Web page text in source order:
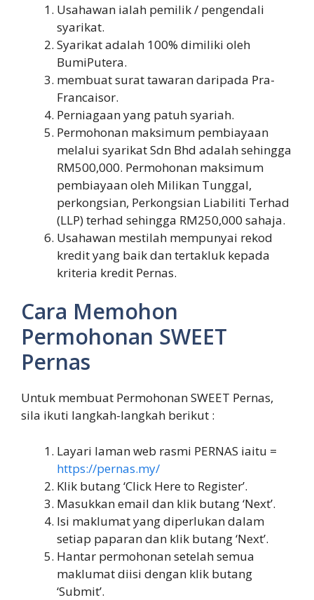
Usahawan ialah pemilik / pengendali
syarikat.
Syarikat adalah 100% dimiliki oleh
BumiPutera.
membuat surat tawaran daripada Pra-
Francaisor.
Perniagaan yang patuh syariah.
Permohonan maksimum pembiayaan
melalui syarikat Sdn Bhd adalah sehingga
RM500,000. Permohonan maksimum
pembiayaan oleh Milikan Tunggal,
perkongsian, Perkongsian Liabiliti Terhad
(LLP) terhad sehingga RM250,000 sahaja.
Usahawan mestilah mempunyai rekod
kredit yang baik dan tertakluk kepada
kriteria kredit Pernas.
Cara Memohon
Permohonan SWEET
Pernas
Untuk membuat Permohonan SWEET Pernas,
sila ikuti langkah-langkah berikut :
Layari laman web rasmi PERNAS iaitu =
https://pernas.my/
Klik butang ‘Click Here to Register’.
Masukkan email dan klik butang ‘Next’.
Isi maklumat yang diperlukan dalam
setiap paparan dan klik butang ‘Next’.
Hantar permohonan setelah semua
maklumat diisi dengan klik butang
‘Submit’.